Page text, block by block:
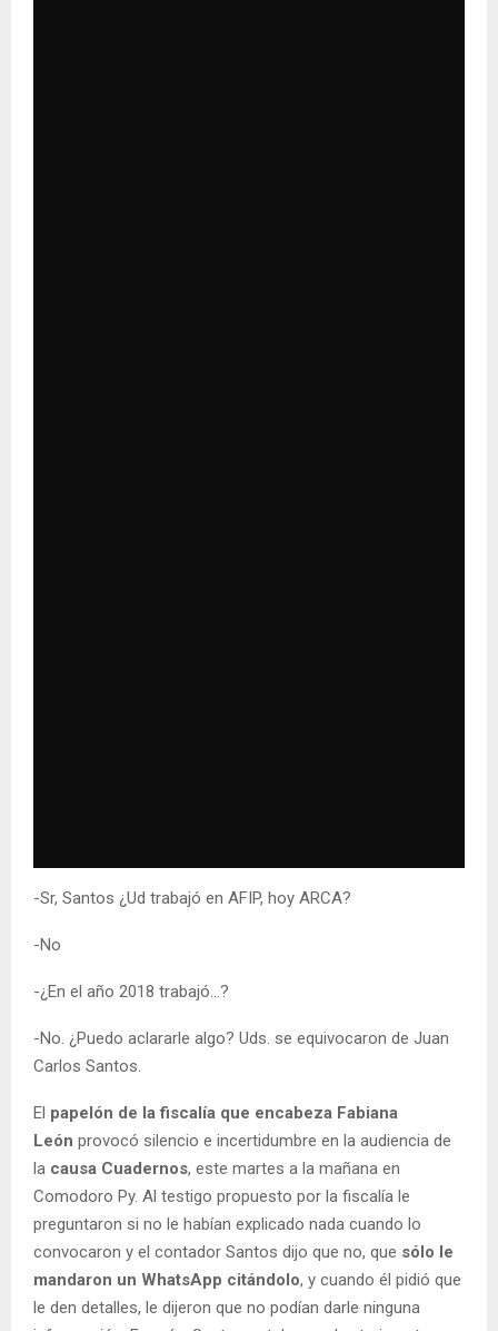
-Sr, Santos ¿Ud trabajó en AFIP, hoy ARCA?
-No
-¿En el año 2018 trabajó…?
-No. ¿Puedo aclararle algo? Uds. se equivocaron de Juan
Carlos Santos.
El papelón de la fiscalía que encabeza Fabiana
León provocó silencio e incertidumbre en la audiencia de
la causa Cuadernos, este martes a la mañana en
Comodoro Py. Al testigo propuesto por la fiscalía le
preguntaron si no le habían explicado nada cuando lo
convocaron y el contador Santos dijo que no, que sólo le
mandaron un WhatsApp citándolo, y cuando él pidió que
le den detalles, le dijeron que no podían darle ninguna